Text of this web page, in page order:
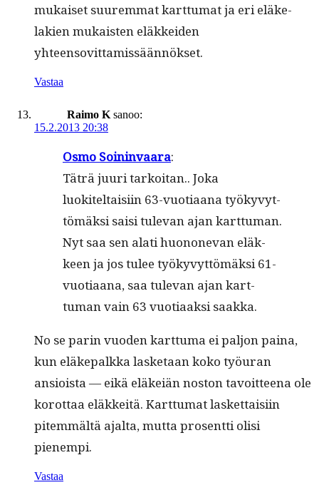
mukaiset suurem­mat kart­tumat ja eri eläke­
lakien mukaisten eläkkei­den
yhteensovittamissäännökset.
Vastaa
Raimo K sanoo:
15.2.2013 20:38
Osmo Soin­in­vaara:
Täträ juuri tarkoi­tan.. Joka
luokiteltaisi­in 63-vuo­ti­aana työkyvyt­
tömäk­si saisi tule­van ajan kart­tuman.
Nyt saa sen alati huononevan eläk­
keen ja jos tulee työkyvyt­tömäk­si 61-
vuo­ti­aana, saa tule­van ajan kart­
tuman vain 63 vuo­ti­aak­si saakka.
No se parin vuo­den kart­tuma ei paljon paina,
kun eläkepalk­ka las­ke­taan koko työu­ran
ansioista — eikä eläkeiän nos­ton tavoit­teena ole
korot­taa eläkkeitä. Kart­tumat las­ket­taisi­in
pitem­mältä ajal­ta, mut­ta pros­ent­ti olisi
pienempi.
Vastaa